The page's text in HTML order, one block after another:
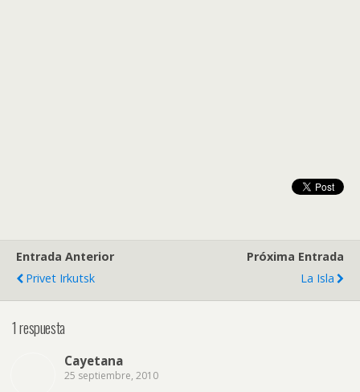
Entrada Anterior
Privet Irkutsk
Próxima Entrada
La Isla
1 respuesta
Cayetana
25 septiembre, 2010